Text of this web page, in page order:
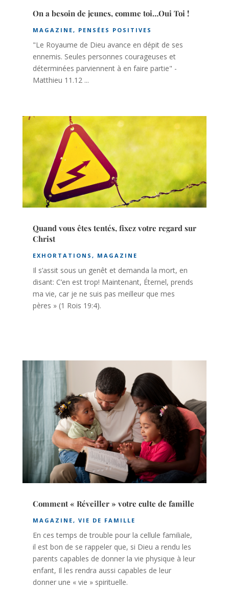
On a besoin de jeunes, comme toi…Oui Toi !
MAGAZINE, PENSÉES POSITIVES
"Le Royaume de Dieu avance en dépit de ses
ennemis. Seules personnes courageuses et
déterminées parviennent à en faire partie" -
Matthieu 11.12 ...
Quand vous êtes tentés, fixez votre regard sur
Christ
EXHORTATIONS , MAGAZINE
Il s’assit sous un genêt et demanda la mort, en
disant: C’en est trop! Maintenant, Éternel, prends
ma vie, car je ne suis pas meilleur que mes
pères » (1 Rois 19:4).
Comment « Réveiller » votre culte de famille
MAGAZINE, VIE DE FAMILLE
En ces temps de trouble pour la cellule familiale,
il est bon de se rappeler que, si Dieu a rendu les
parents capables de donner la vie physique à leur
enfant, Il les rendra aussi capables de leur
donner une « vie » spirituelle.